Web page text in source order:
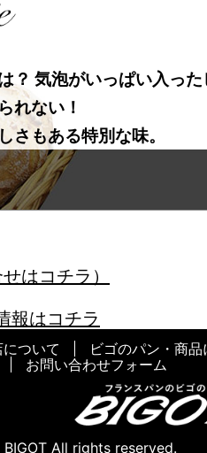
スデーRemembrance
NOUVEAU
イスケーキがおすすめ!
パリ祭
des meres
ンのお店の『イースタ
すずらんの花を贈る『
なまつり
？ 気泡がいっぱい入っ
れない！
さもある特別な味。
はコチラ）
報はコチラ
ついて
ビゴのパン・商
お問い合わせフォーム
All rights reserved.